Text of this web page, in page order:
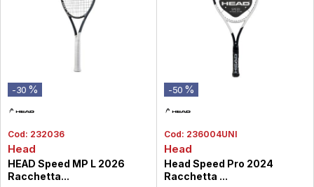
-30 %
Cod: 232036
Head
HEAD Speed MP L 2026
Racchetta...
-50 %
Cod: 236004UNI
Head
Head Speed Pro 2024
Racchetta ...